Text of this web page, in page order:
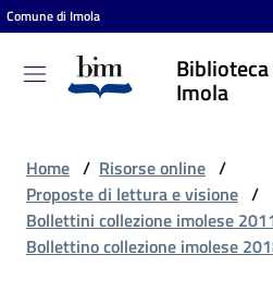
Vai al contenuto
Vai alla navigazione
Vai al footer
Comune di Imola
Imola
Biblioteca
comunale
Entra
Home / Risorse online /
Proposte di lettura e visione /
Bollettini collezione imolese
Bollettino collezione imolese